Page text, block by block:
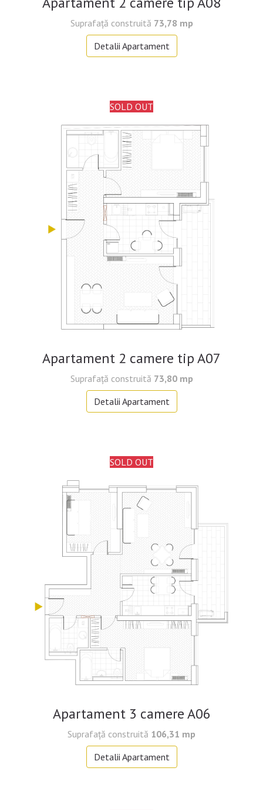
Suprafaţă construită 73,78 mp
Detalii Apartament
SOLD OUT
Apartament 2 camere tip A07
Suprafaţă construită 73,80 mp
Detalii Apartament
SOLD OUT
Apartament 3 camere A06
Suprafață construită 106,31 mp
Detalii Apartament